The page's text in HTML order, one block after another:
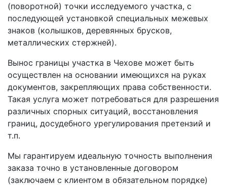
(поворотной) точки исследуемого участка, с
последующей установкой специальных межевых
знаков (колышков, деревянных брусков,
металлических стержней).
Вынос границы участка в Чехове может быть
осуществлен на основании имеющихся на руках
документов, закрепляющих права собственности.
Такая услуга может потребоваться для разрешения
различных спорных ситуаций, восстановления
границ, досудебного урегулирования претензий и
т.п.
Мы гарантируем идеальную точность выполнения
заказа точно в установленные договором
(заключаем с клиентом в обязательном порядке)